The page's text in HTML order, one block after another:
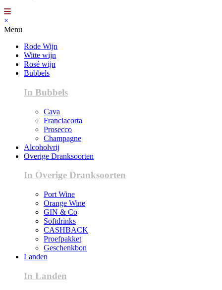
×
Menu
Rode Wijn
Witte wijn
Rosé wijn
Bubbels
In Bubbels
Cava
Franciacorta
Prosecco
Champagne
Alcoholvrij
Overige Dranksoorten
In Overige Dranksoorten
Port Wine
Orange Wine
GIN & Co
Softdrinks
CASHBACK
Proefpakket
Geschenkbon
Landen
In Landen